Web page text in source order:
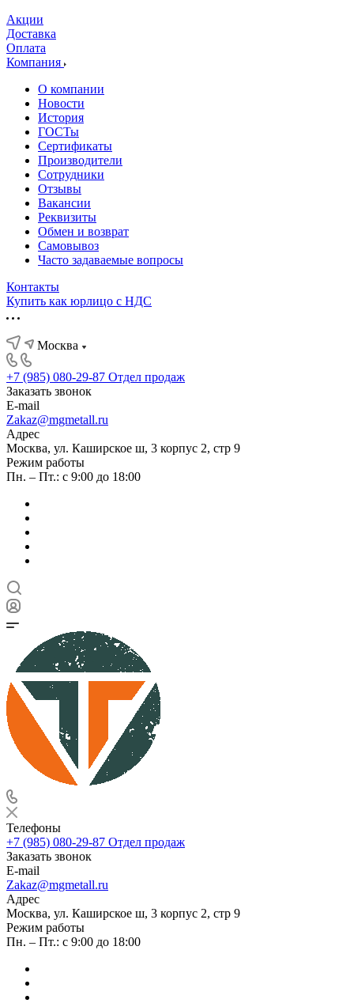
Акции
Доставка
Оплата
Компания
О компании
Новости
История
ГОСТы
Сертификаты
Производители
Сотрудники
Отзывы
Вакансии
Реквизиты
Обмен и возврат
Самовывоз
Часто задаваемые вопросы
Контакты
Купить как юрлицо с НДС
Москва
+7 (985) 080-29-87 Отдел продаж
Заказать звонок
E-mail
Zakaz@mgmetall.ru
Адрес
Москва, ул. Каширское ш, 3 корпус 2, стр 9
Режим работы
Пн. – Пт.: с 9:00 до 18:00
Телефоны
+7 (985) 080-29-87 Отдел продаж
Заказать звонок
E-mail
Zakaz@mgmetall.ru
Адрес
Москва, ул. Каширское ш, 3 корпус 2, стр 9
Режим работы
Пн. – Пт.: с 9:00 до 18:00